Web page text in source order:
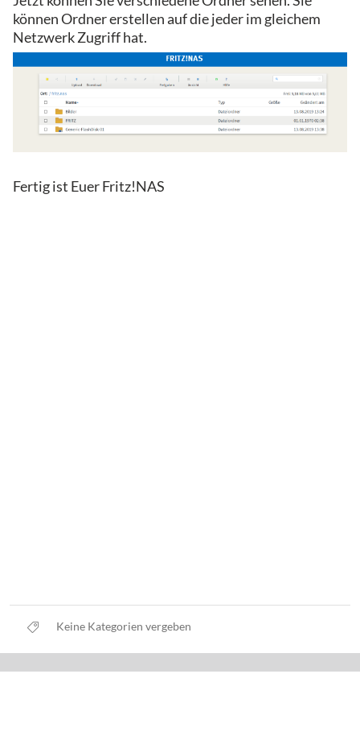
können Ordner erstellen auf die jeder im gleichem
Netzwerk Zugriff hat.
Fertig ist Euer Fritz!NAS
Keine Kategorien vergeben